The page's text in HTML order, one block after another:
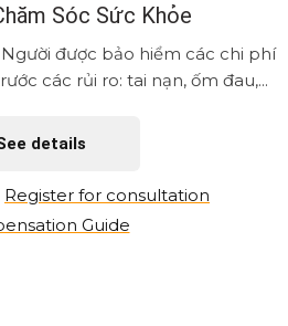
Sóc Sức Khỏe
được bảo hiểm các chi phí
các rủi ro: tai nạn, ốm đau,...
details
Register for consultation
Guide